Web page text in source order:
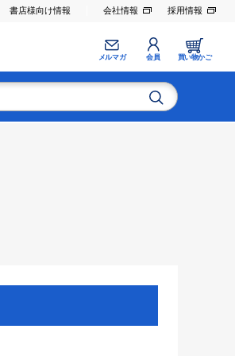
書店様向け情報 会社情報 採用情報
メルマガ 会員 買い物かご